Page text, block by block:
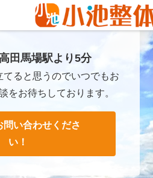
歩3分・早稲田・新大久保からも至近
田馬場駅より5分
てると思うのでいつでもお
をお待ちしております。
問い合わせくださ
い！